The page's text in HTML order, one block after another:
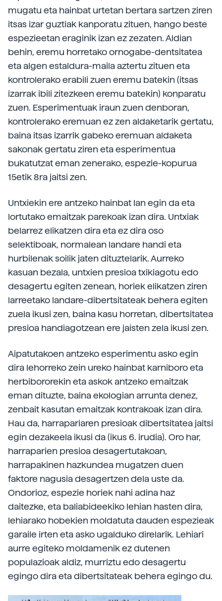
mugatu eta hainbat urtetan bertara sartzen ziren
itsas izar guztiak kanporatu zituen, hango beste
espezieetan eraginik izan ez zezaten. Aldian
behin, eremu horretako ornogabe-dentsitatea
eta algen estaldura-maila aztertu zituen eta
kontrolerako erabili zuen eremu batekin (itsas
izarrak ibili zitezkeen eremu batekin) konparatu
zuen. Esperimentuak iraun zuen denboran,
kontrolerako eremuan ez zen aldaketarik gertatu,
baina itsas izarrik gabeko eremuan aldaketa
sakonak gertatu ziren eta esperimentua
bukatutzat eman zenerako, espezie-kopurua
15etik 8ra jaitsi zen.
Untxiekin ere antzeko hainbat Ian egin da eta
lortutako emaitzak parekoak izan dira. Untxiak
belarrez elikatzen dira eta ez dira oso
selektiboak, normalean landare handi eta
hurbilenak soilik jaten dituztelarik. Aurreko
kasuan bezala, untxien presioa txikiagotu edo
desagertu egiten zenean, horiek elikatzen ziren
larreetako landare-dibertsitateak behera egiten
zuela ikusi zen, baina kasu horretan, dibertsitatea
presioa handiagotzean ere jaisten zela ikusi zen.
Aipatutakoen antzeko esperimentu asko egin
dira lehorreko zein ureko hainbat karniboro eta
herbibororekin eta askok antzeko emaitzak
eman dituzte, baina ekologian arrunta denez,
zenbait kasutan emaitzak kontrakoak izan dira.
Hau da, harrapariaren presioak dibertsitatea jaitsi
egin dezakeela ikusi da (ikus 6. irudia). Oro har,
harraparien presioa desagertutakoan,
harrapakinen hazkundea mugatzen duen
faktore nagusia desagertzen dela uste da.
Ondorioz, espezie horiek nahi adina haz
daitezke, eta baliabideekiko lehian hasten dira,
lehiarako hobekien moldatuta dauden espezieak
garaile irten eta asko ugalduko direlarik. Lehiari
aurre egiteko moldamenik ez dutenen
populazioak aldiz, murriztu edo desagertu
egingo dira eta dibertsitateak behera egingo du.